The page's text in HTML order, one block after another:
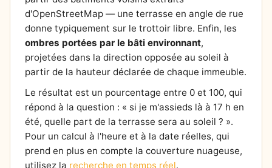
d'OpenStreetMap — une terrasse en angle de rue
donne typiquement sur le trottoir libre. Enfin, les
ombres portées par le bâti environnant,
projetées dans la direction opposée au soleil à
partir de la hauteur déclarée de chaque immeuble.
Le résultat est un pourcentage entre 0 et 100, qui
répond à la question : « si je m'assieds là à 17 h en
été, quelle part de la terrasse sera au soleil ? ».
Pour un calcul à l'heure et à la date réelles, qui
prend en plus en compte la couverture nuageuse,
utilisez la recherche en temps réel.